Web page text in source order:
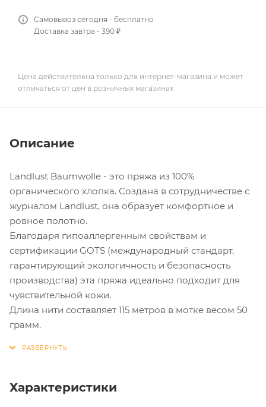
Самовывоз сегодня - бесплатно
Доставка завтра - 390 ₽
Цена действительна только для интернет-магазина и может
отличаться от цен в розничных магазинах
Описание
Landlust Baumwolle - это пряжа из 100%
органического хлопка. Создана в сотрудничестве с
журналом Landlust, она образует комфортное и
ровное полотно.
Благодаря гипоаллергенным свойствам и
сертификации GOTS (международный стандарт,
гарантирующий экологичность и безопасность
производства) эта пряжа идеально подходит для
чувствительной кожи.
Длина нити составляет 115 метров в мотке весом 50
грамм.
Характеристики